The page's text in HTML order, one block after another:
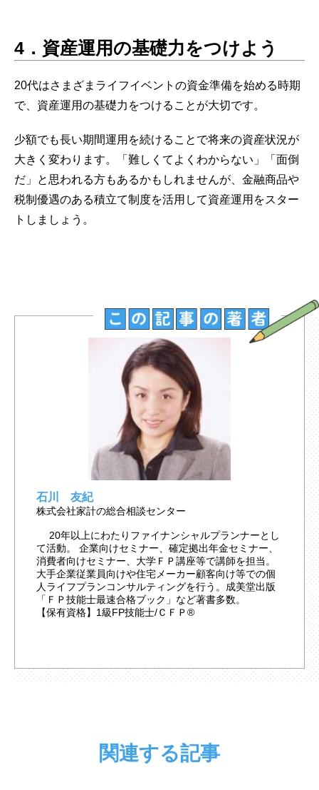
4 ．資産運用の基礎力をつけよう
20代はさまざまライフイベントの資金準備を始める時期
で、資産運用の基礎力をつけることが大切です。
少額でも長い期間運用を続けることで将来の資産状況が
大きく変わります。「難しくてよくわからない」「面倒
だ」と思われる方もあるかもしれませんが、金融商品や
税制優遇のある積立て制度を活用して資産運用をスター
トしましょう。
石川 友紀
株式会社家計の総合相談センター
20年以上にわたりファイナンシャルプランナーとし
て活動。 企業向けセミナー、確定拠出年金セミナー、
消費者向けセミナー、大学ＦＰ講座等で講師を担当。
大手企業従業員向けや住宅メーカー顧客向け等での個
人ライフプランコンサルティングを行う。成美堂出版
「ＦＰ技能士最速合格ブック」など著書多数。
【保有資格】1級FP技能士/ＣＦＰ®
関連する記事